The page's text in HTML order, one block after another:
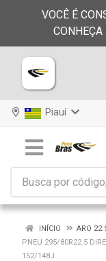
VOCÊ É
Piauí
INÍCIO ARO
PNEU 295/80R22.5
152/148J